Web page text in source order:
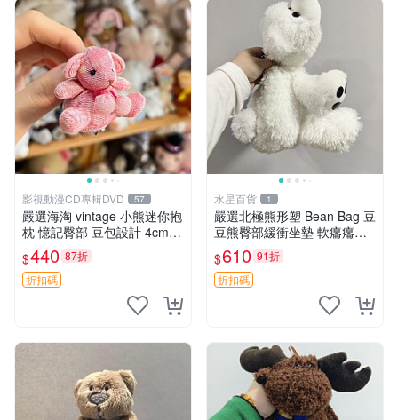
影視動漫CD專輯DVD 57
嚴選海淘 vintage 小熊迷你抱
枕 憶記臀部 豆包設計 4cm
高 推薦收藏 迷你豆包小熊、
高臀部、豆袋抱枕
$440 87折
折扣碼
水星百貨 1
嚴選北極熊形塑 Bean Bag 豆
豆熊臀部緩衝坐墊 軟癟癟舒
壓設計 保暖又實用 適合久坐
放松 推薦居家使用 RUSS系
列 豆豆熊屁屁坐墊 3D顆粒結
$610 91折
折扣碼